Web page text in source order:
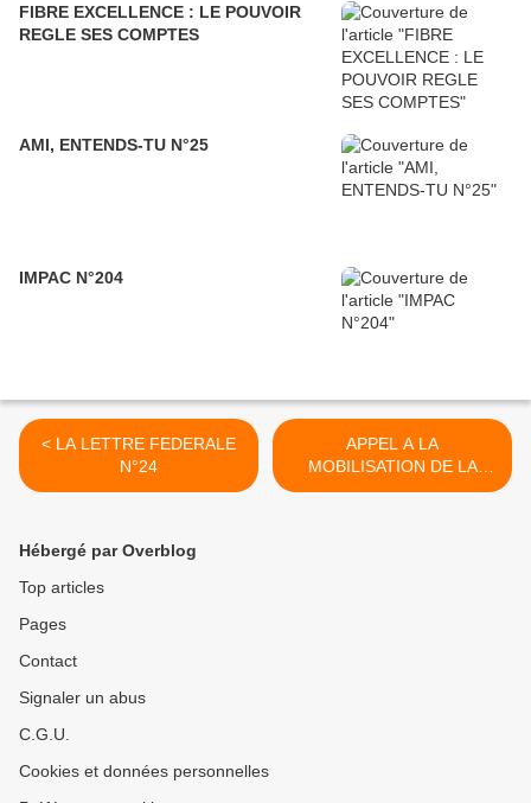
FIBRE EXCELLENCE : LE POUVOIR
REGLE SES COMPTES
AMI, ENTENDS-TU N°25
IMPAC N°204
< LA LETTRE FEDERALE
N°24
APPEL A LA
MOBILISATION DE LA
FILPAC-CGT >
Hébergé par Overblog
Top articles
Pages
Contact
Signaler un abus
C.G.U.
Cookies et données personnelles